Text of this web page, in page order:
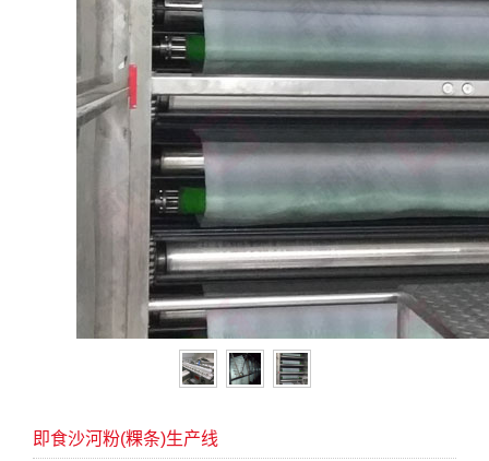
即食沙河粉(粿条)生产线